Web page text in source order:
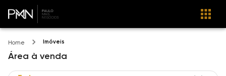
Home Imóveis
Área à venda